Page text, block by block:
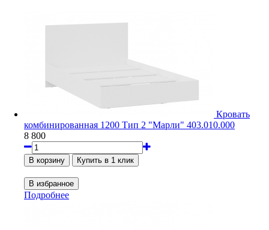
Кровать
комбинированная 1200 Тип 2 "Марли" 403.010.000
8 800
Подробнее